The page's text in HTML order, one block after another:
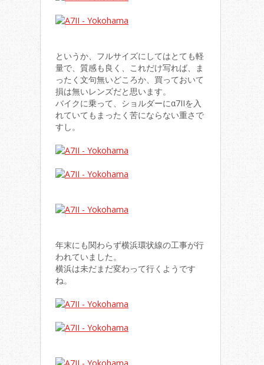
というか、フルサイズにしてはとても軽
量で、質感も良く、これだけ写れば、ま
ったく文句無いどころか、買っておいて
損は無いレンズだと思います。
バイクに乗って、ショルダーにα7IIを入
れていてもまったく苦にならない重さで
すし。
年末にも関わらず横浜環状線の工事が行
われていました。
横浜は未だまだ変わって行くようです
ね。